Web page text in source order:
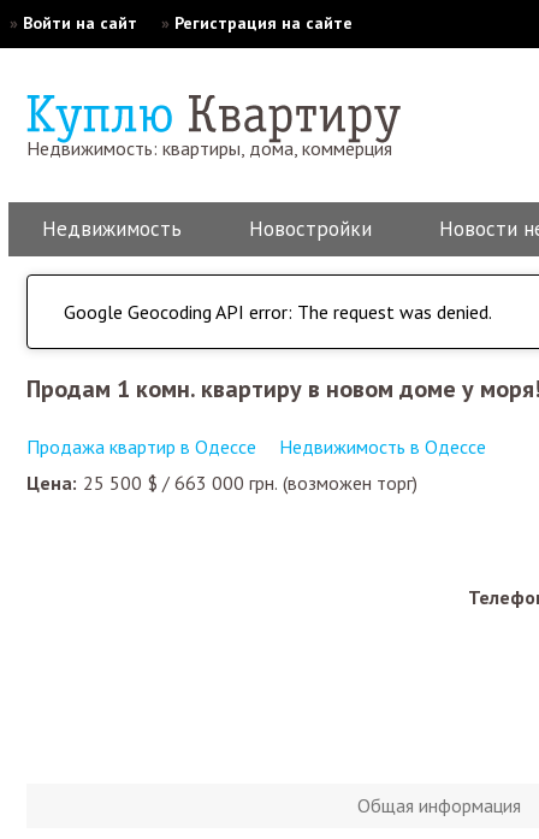
» Войти на сайт » Регистрация на сайте
Недвижимость: квартиры, дома, коммерция
Недвижимость Новостройки Новости
Google Geocoding API error: The request was denied.
Продам 1 комн. квартиру в новом доме у
Продажа квартир в Одессе
Недвижимость в Одессе
Цена: 25 500 $ / 663 000 грн. (возможен торг)
Общая информация